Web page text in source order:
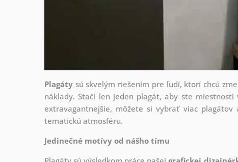
Plagáty sú skvelým riešením pre ľudí, ktorí chcú
náklady. Stačí len jeden plagát, aby ste
extravagantnejšie, môžete si vybrať viac
tematickú atmosféru.
Jedinečné motívy od nášho tímu